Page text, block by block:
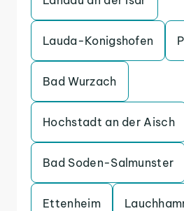
Lauda-Konigshofen
Bad Wurzach
Hochstadt an der Aisch
Bad Soden-Salmunster
Ettenheim